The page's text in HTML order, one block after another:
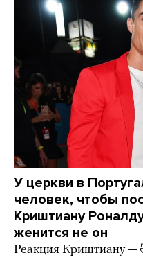
У церкви в
человек, чтобы
Криштиану
женится не он
Реакция Криштиану —